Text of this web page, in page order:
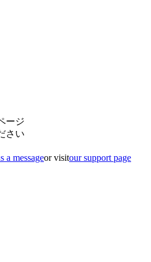
ージ
さい
a messageor visitour support page